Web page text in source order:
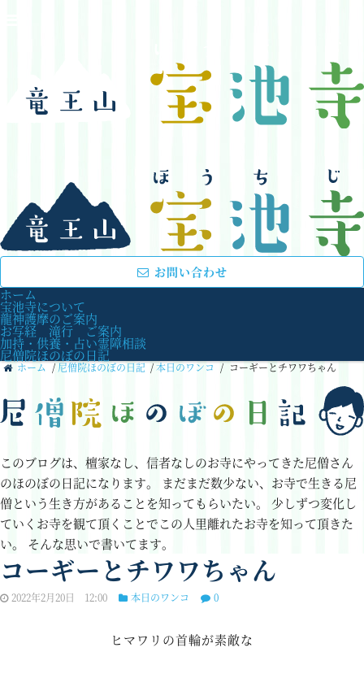
お問い合わせ
ホーム
宝池寺について
龍神護摩のご案内
お写経 滝行 ご案内
加持・供養・占い霊障相談
尼僧院ほのぼの日記
ホーム / 尼僧院ほのぼの日記 /本日のワンコ / コーギーとチワワちゃん
このブログは、檀家なし、信者なしのお寺にやってきた尼僧さん
のほのぼの日記になります。 まだまだ数少ない、お寺で生きる尼
僧という生き方があることを知ってもらいたい。
少しずつ変化し
ていくお寺を観て頂くことでこの人里離れたお寺を知って頂きた
い。 そんな思いで書いてます。
コーギーとチワワちゃん
2022年2月20日 12:00 本日のワンコ 0
ヒマワリの首輪が素敵な